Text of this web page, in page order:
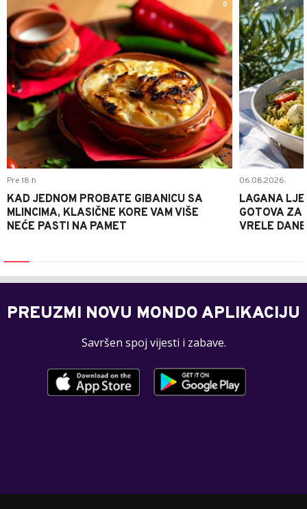
0
Pre 18 h
KAD JEDNOM PROBATE GIBANICU SA
MLINCIMA, KLASIČNE KORE VAM VIŠE
NEĆE PASTI NA PAMET
06.08.2026.
LAGANA
GOTOVA ZA
VRELE DANE
PREUZMI NOVU MONDO APLIKACIJU
Savršen spoj vijesti i zabave.